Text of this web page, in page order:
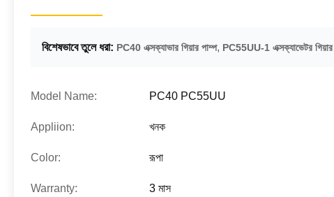
বিশেষভাবে তুলে ধরা: PC40 এক্সক্যাভার গিয়ার পাম্প, PC55UU-1 এক্সক্যাভেটর গিয়ার
Model Name: PC40 PC55UU
Appliion: খনক
Color: রূপা
Warranty: 3 মাস